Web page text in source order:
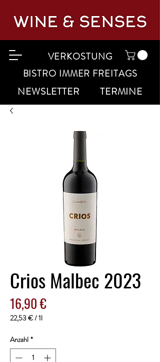
VERKOSTUNG
BISTRO IMMER FREITAGS
NEWSLETTER TERMINE
Crios Malbec 2023
16,90 €Preis
22,53 €/1l
pro
1
Liter
Anzahl *